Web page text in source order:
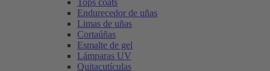
Tops coats
Endurecedor de uñas
Limas de uñas
Cortaúñas
Esmalte de gel
Lámparas UV
Quitacutículas